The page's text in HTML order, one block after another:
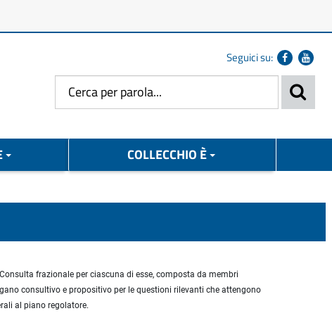
Seguici su:
COLLECCHIO È
frazionale per ciascuna di esse, composta da membri
consultivo e propositivo per le questioni rilevanti che attengono
al piano regolatore.